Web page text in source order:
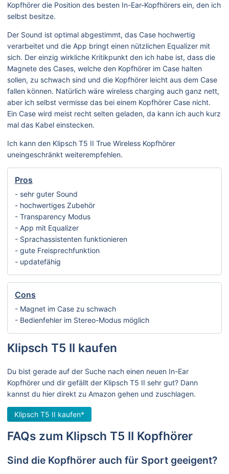
Kopfhörer die Position des besten In-Ear-Kopfhörers ein, den ich
selbst besitze.
Der Sound ist optimal abgestimmt, das Case hochwertig
verarbeitet und die App bringt einen nützlichen Equalizer mit
sich. Der einzig wirkliche Kritikpunkt den ich habe ist, dass die
Magnete des Cases, welche den Kopfhörer im Case halten
sollen, zu schwach sind und die Kopfhörer leicht aus dem Case
fallen können. Natürlich wäre wireless charging auch ganz nett,
aber ich selbst vermisse das bei einem Kopfhörer Case nicht.
Ein Case wird meist recht selten geladen, da kann ich auch kurz
mal das Kabel einstecken.
Ich kann den Klipsch T5 II True Wireless Kopfhörer
uneingeschränkt weiterempfehlen.
Pros
- sehr guter Sound
- hochwertiges Zubehör
- Transparency Modus
- App mit Equalizer
- Sprachassistenten funktionieren
- gute Freisprechfunktion
- updatefähig
Cons
- Magnet im Case zu schwach
- Bedienfehler im Stereo-Modus möglich
Klipsch T5 II kaufen
Du bist gerade auf der Suche nach einen neuen In-Ear
Kopfhörer und dir gefällt der Klipsch T5 II sehr gut? Dann
kannst du hier direkt zu Amazon gehen und zuschlagen.
Klipsch T5 II kaufen*
FAQs zum Klipsch T5 II Kopfhörer
Sind die Kopfhörer auch für Sport geeigent?